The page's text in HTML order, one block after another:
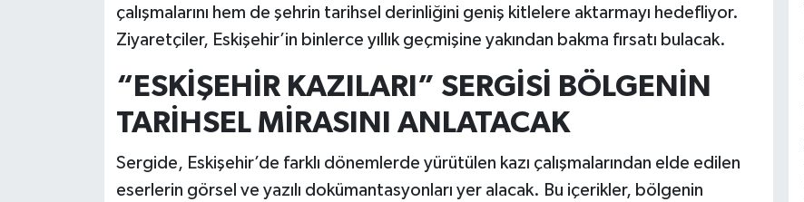
çalışmalarını hem de şehrin tarihsel derinliğini geniş kitlelere aktarmayı hedefliyor.
Ziyaretçiler, Eskişehir’in binlerce yıllık geçmişine yakından bakma fırsatı bulacak.
“ESKİŞEHİR KAZILARI” SERGİSİ BÖLGENİN
TARİHSEL MİRASINI ANLATACAK
Sergide, Eskişehir’de farklı dönemlerde yürütülen kazı çalışmalarından elde edilen
eserlerin görsel ve yazılı dokümantasyonları yer alacak. Bu içerikler, bölgenin
Köşe Yazıları
Otomobil